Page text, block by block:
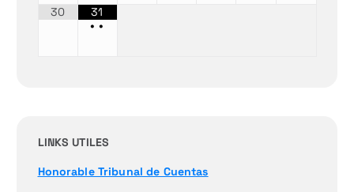
30
31
••
LINKS UTILES
Honorable Tribunal de Cuentas